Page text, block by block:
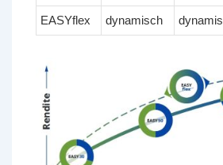
EASYflex dynamisch